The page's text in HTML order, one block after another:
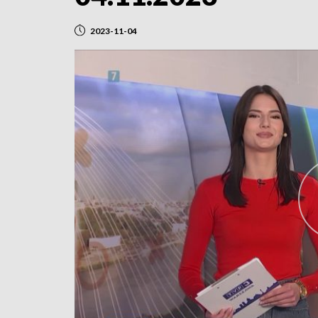
2023-11-04